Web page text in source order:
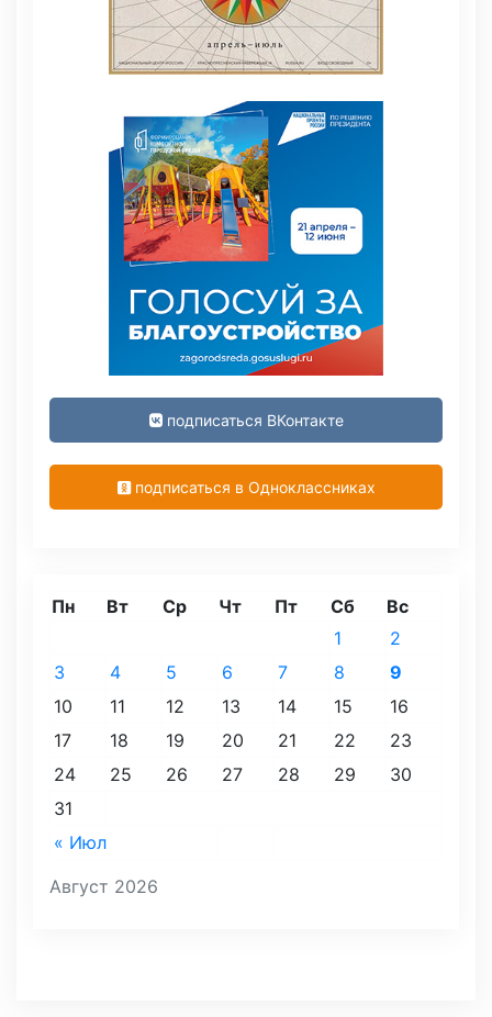
подписаться ВКонтакте
подписаться в Одноклассниках
Август 2026
Пн Вт Ср Чт Пт Сб Вс
« Июл
1
2
3
4 5 6 7 8
9
10
11 12 13 14 15
16
17
18 19 20 21 22
23
24
25 26 27 28 29
30
31